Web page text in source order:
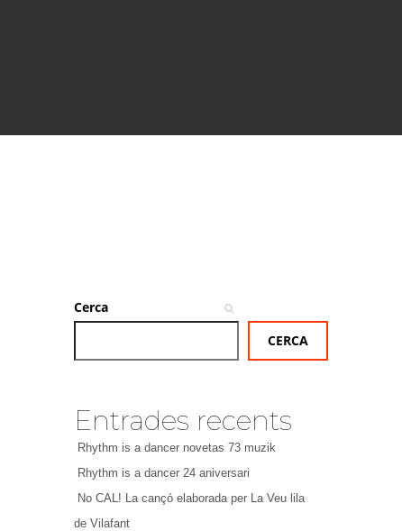
Cerca
CERCA
Entrades recents
Rhythm is a dancer novetas 73 muzik
Rhythm is a dancer 24 aniversari
No CAL! La cançó elaborada per La Veu lila
de Vilafant